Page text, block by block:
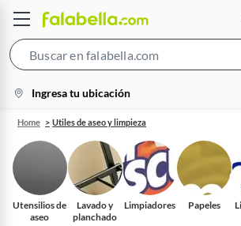
Bar
location-
icon
Ingresa tu ubicación
Home Utiles de aseo y limpieza
Utensilios de
aseo
Lavado y
planchado
Limpiadores Papeles